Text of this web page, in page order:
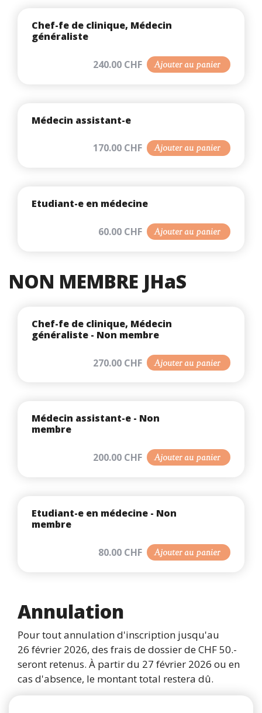
Chef-fe de clinique, Médecin
généraliste
240.00 CHF Ajouter au panier
Médecin assistant-e
170.00 CHF Ajouter au panier
Etudiant-e en médecine
60.00 CHF Ajouter au panier
NON MEMBRE JHaS
Chef-fe de clinique, Médecin
généraliste - Non membre
270.00 CHF Ajouter au panier
Médecin assistant-e - Non
membre
200.00 CHF Ajouter au panier
Etudiant-e en médecine - Non
membre
80.00 CHF Ajouter au panier
Annulation
Pour tout annulation d'inscription jusqu'au
26 février 2026, des frais de dossier de CHF 50.-
seront retenus. À partir du 27 février 2026 ou en
cas d'absence, le montant total restera dû.